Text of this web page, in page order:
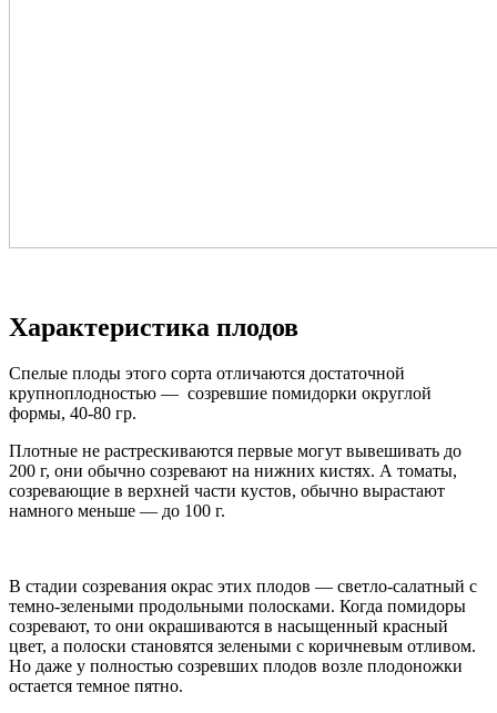
Характеристика плодов
Спелые плоды этого сорта отличаются достаточной
крупноплодностью — созревшие помидорки округлой
формы, 40-80 гр.
Плотные не растрескиваются первые могут вывешивать до
200 г, они обычно созревают на нижних кистях. А томаты,
созревающие в верхней части кустов, обычно вырастают
намного меньше — до 100 г.
В стадии созревания окрас этих плодов — светло-салатный с
темно-зелеными продольными полосками. Когда помидоры
созревают, то они окрашиваются в насыщенный красный
цвет, а полоски становятся зелеными с коричневым отливом.
Но даже у полностью созревших плодов возле плодоножки
остается темное пятно.